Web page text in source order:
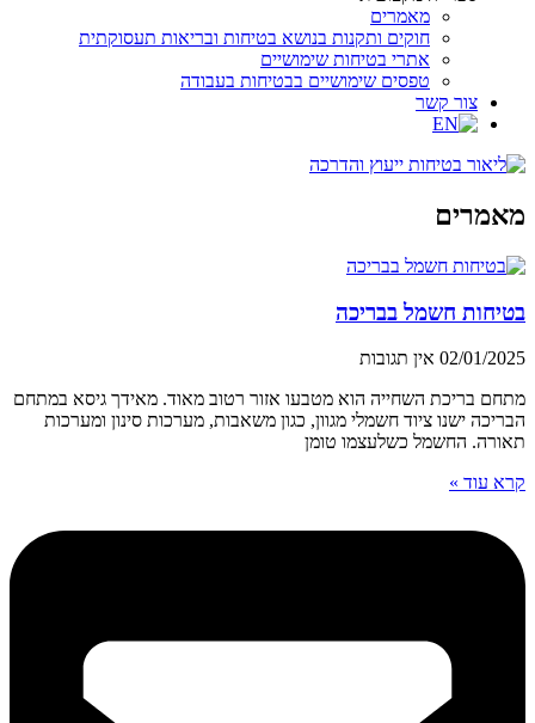
מאמרים
חוקים ותקנות בנושא בטיחות ובריאות תעסוקתית
אתרי בטיחות שימושיים
טפסים שימושיים בבטיחות בעבודה
צור קשר
מאמרים
בטיחות חשמל בבריכה
02/01/2025 אין תגובות
מתחם בריכת השחייה הוא מטבעו אזור רטוב מאוד. מאידך גיסא במתחם
הבריכה ישנו ציוד חשמלי מגוון, כגון משאבות, מערכות סינון ומערכות
תאורה. החשמל כשלעצמו טומן
קרא עוד »